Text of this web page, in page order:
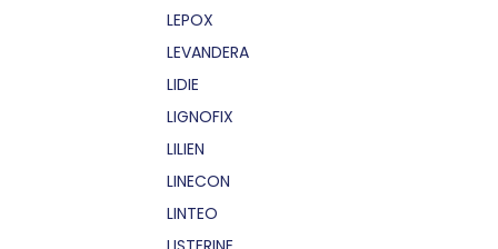
LEPOX
LEVANDERA
LIDIE
LIGNOFIX
LILIEN
LINECON
LINTEO